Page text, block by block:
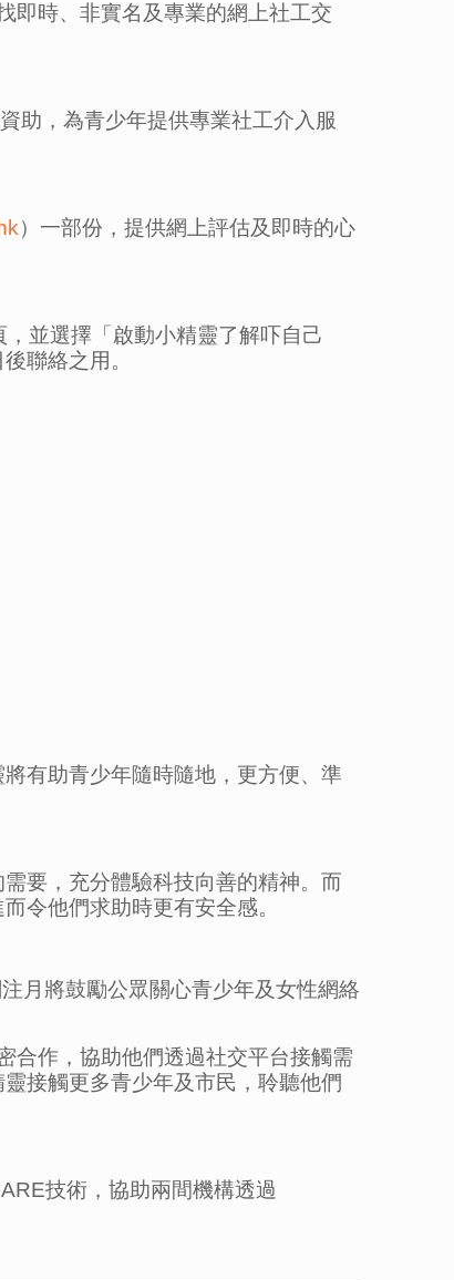
即時、非實名及專業的網上社工交
助，為青少年提供專業社工介入服
）一部份，提供網上評估及即時的心
並選擇「啟動小精靈了解吓自己
聯絡之用。
有助青少年隨時隨地，更方便、準
要，充分體驗科技向善的精神。而
令他們求助時更有安全感。
月將鼓勵公眾關心青少年及女性網絡
合作，協助他們透過社交平台接觸需
接觸更多青少年及市民，聆聽他們
技術，協助兩間機構透過